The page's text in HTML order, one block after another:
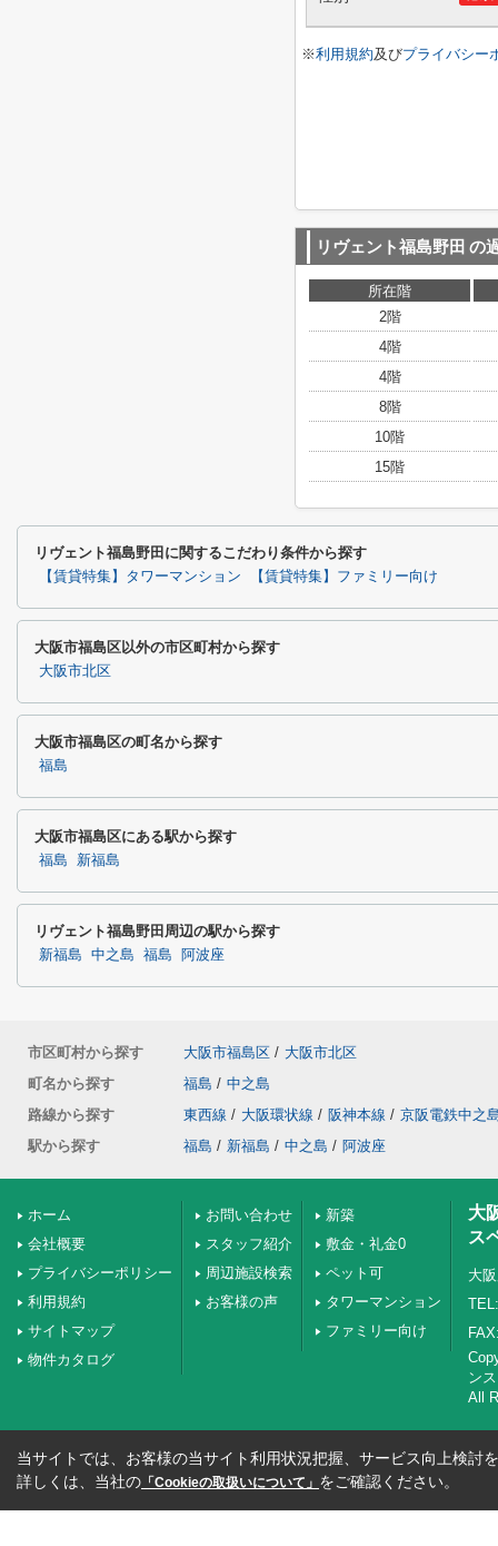
※利用規約及びプライバシー
リヴェント福島野田 の
所在階
2階
4階
4階
8階
10階
15階
リヴェント福島野田に関するこだわり条件から探す
【賃貸特集】タワーマンション 【賃貸特集】ファミリー向け
大阪市福島区以外の市区町村から探す
大阪市北区
大阪市福島区の町名から探す
福島
大阪市福島区にある駅から探す
福島 新福島
リヴェント福島野田周辺の駅から探す
新福島 中之島 福島 阿波座
市区町村から探す 大阪市福島区 / 大阪市北区
町名から探す
福島 / 中之島
路線から探す
東西線 / 大阪環状線 / 阪神本線 / 京阪電鉄中之
駅から探す
福島 / 新福島 / 中之島 / 阿波座
ホーム
会社概要
プライバシーポリシー
利用規約
サイトマップ
物件カタログ
お問い合わせ
スタッフ紹介
周辺施設検索
お客様の声
新築
敷金・礼金0
ペット可
タワーマンション
ファミリー向け
大
ス
大
ンス
All
当サイトでは、お客様の当サイト利用状況把握、サービス向上検討
詳しくは、当社の 「Cookieの取扱いについて」 をご確認ください。